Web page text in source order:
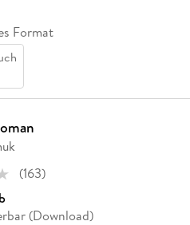
Format
(163)
(Download)